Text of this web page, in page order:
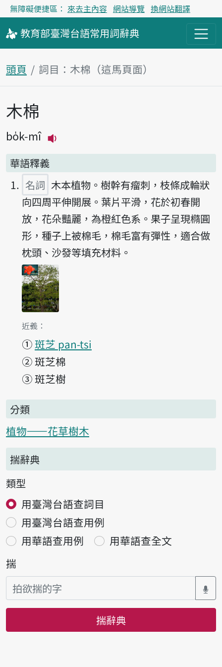
無障礙便捷區： 來去主內容 網站導覽 換網站翻譯
教育部臺灣台語常用詞辭典
頭頁 詞目：木棉（這馬頁面）
主內容區
木棉
bo̍k-mî
華語釋義
名詞 木本植物。樹幹有瘤刺，枝條成輪狀
向四周平伸開展。葉片平滑，花於初春開
放，花朵豔麗，為橙紅色系。果子呈現橢圓
形，種子上被棉毛，棉毛富有彈性，適合做
枕頭、沙發等填充材料。
第1項釋義的
近義：
①斑芝 pan-tsi
②斑芝棉
③斑芝樹
分類
植物——花草樹木
揣辭典
類型
用臺灣台語查詞目
用臺灣台語查用例
用華語查用例
用華語查全文
揣
揣辭典